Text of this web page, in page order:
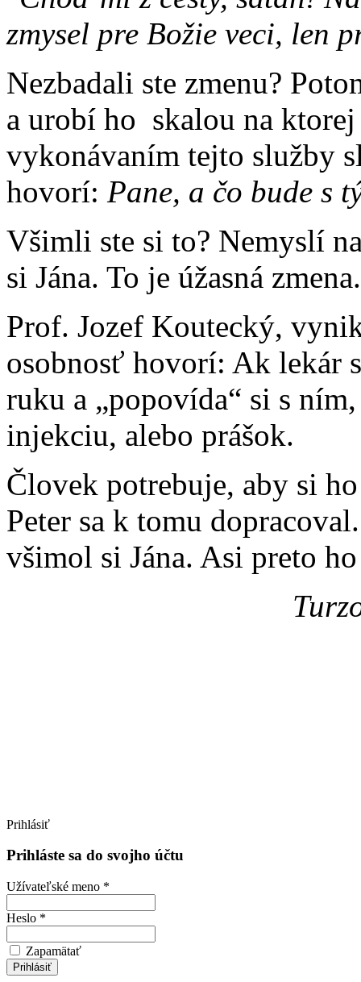
zmysel pre Božie veci, len
Nezbadali ste zmenu?
a urobí ho skalou na
vykonávaním tejto služby
hovorí: Pane, a čo bude s
Všimli ste si to? Nemyslí
si Jána. To je úžasná zmena.
Prof. Jozef Koutecký,
osobnosť hovorí: Ak lekár
ruku a „popovída“ si s
injekciu, alebo prášok.
Človek potrebuje, aby si
Peter sa k tomu
všimol si Jána. Asi preto
Prihlásiť
Prihláste sa do svojho účtu
Užívateľské meno *
Heslo *
Zapamätať